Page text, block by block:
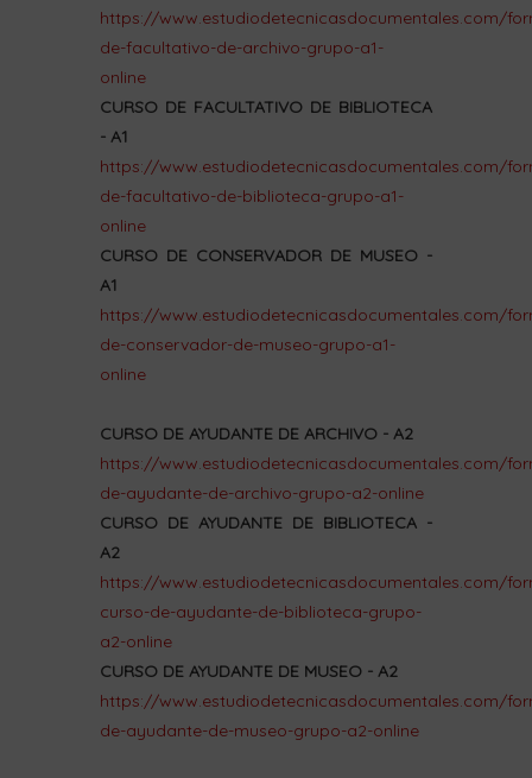
https://www.estudiodetecnicasdocumentales.com/
de-facultativo-de-archivo-grupo-a1-
online
CURSO DE FACULTATIVO DE BIBLIOTECA
- A1
https://www.estudiodetecnicasdocumentales.com/
de-facultativo-de-biblioteca-grupo-a1-
online
CURSO DE CONSERVADOR DE MUSEO -
A1
https://www.estudiodetecnicasdocumentales.com/
de-conservador-de-museo-grupo-a1-
online
CURSO DE AYUDANTE DE ARCHIVO - A2
https://www.estudiodetecnicasdocumentales.com/
de-ayudante-de-archivo-grupo-a2-online
CURSO DE AYUDANTE DE BIBLIOTECA -
A2
https://www.estudiodetecnicasdocumentales.com/
curso-de-ayudante-de-biblioteca-grupo-
a2-online
CURSO DE AYUDANTE DE MUSEO - A2
https://www.estudiodetecnicasdocumentales.com/
de-ayudante-de-museo-grupo-a2-online